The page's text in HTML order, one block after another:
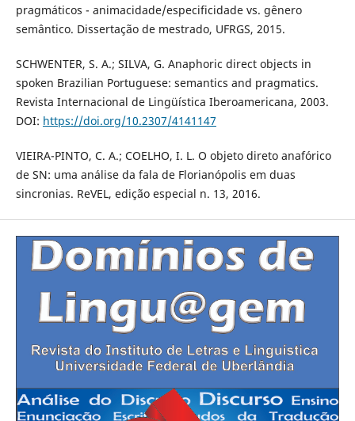
pragmáticos - animacidade/especificidade vs. gênero
semântico. Dissertação de mestrado, UFRGS, 2015.
SCHWENTER, S. A.; SILVA, G. Anaphoric direct objects in
spoken Brazilian Portuguese: semantics and pragmatics.
Revista Internacional de Lingüística Iberoamericana, 2003.
DOI: https://doi.org/10.2307/4141147
VIEIRA-PINTO, C. A.; COELHO, I. L. O objeto direto anafórico
de SN: uma análise da fala de Florianópolis em duas
sincronias. ReVEL, edição especial n. 13, 2016.